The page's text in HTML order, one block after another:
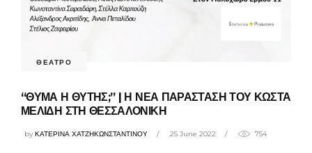
ΘΕΑΤΡΟ
“ΘΥΜΑ Η ΘΥΤΗΣ;” | Η ΝΕΑ ΠΑΡΑΣΤΑΣΗ ΤΟΥ ΚΩΣΤΑ
ΜΕΛΙΔΗ ΣΤΗ ΘΕΣΣΑΛΟΝΙΚΗ
byΚΑΤΕΡΙΝΑ ΧΑΤΖΗΚΩΝΣΤΑΝΤΙΝΟΥ 25 June 2022 754